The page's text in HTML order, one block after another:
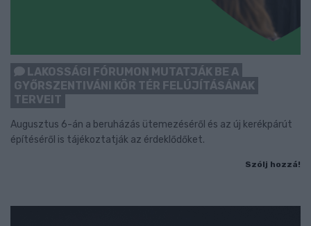
LAKOSSÁGI FÓRUMON MUTATJÁK BE A
GYŐRSZENTIVÁNI KÖR TÉR FELÚJÍTÁSÁNAK
TERVEIT
Augusztus 6-án a beruházás ütemezéséről és az új kerékpárút
építéséről is tájékoztatják az érdeklődőket.
Szólj hozzá!